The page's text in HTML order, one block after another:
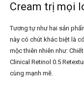
Cream trị mọi
Tương tự như hai sản
này có chút khác biệt là
mộc thiên nhiên như:
Clinical Retinol 0.5
cùng mạnh mẽ.